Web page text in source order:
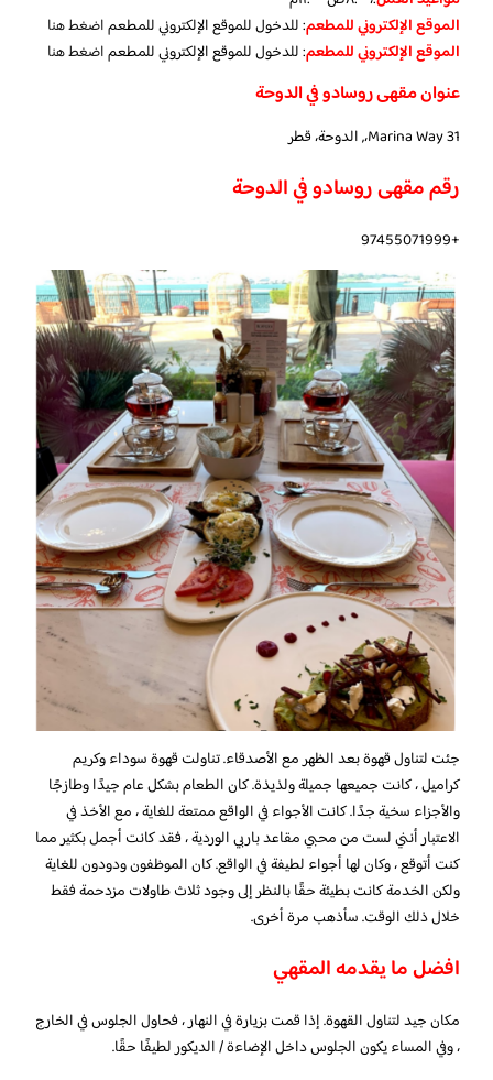
الموقع الإلكتروني للمطعم: للدخول للموقع الإلكتروني للمطعماضغط هنا
الموقع الإلكتروني للمطعم: للدخول للموقع الإلكتروني للمطعماضغط هنا
عنوان مقهى روسادو في الدوحة
Marina Way 31،, الدوحة، قطر
رقم مقهى روسادو في الدوحة
+97455071999
جئت لتناول قهوة بعد الظهر مع الأصدقاء. تناولت قهوة سوداء وكريم
كراميل ، كانت جميعها جميلة ولذيذة. كان الطعام بشكل عام جيدًا وطازجًا
والأجزاء سخية جدًا. كانت الأجواء في الواقع ممتعة للغاية ، مع الأخذ في
الاعتبار أنني لست من محبي مقاعد باربي الوردية ، فقد كانت أجمل بكثير مما
كنت أتوقع ، وكان لها أجواء لطيفة في الواقع. كان الموظفون ودودون للغاية
ولكن الخدمة كانت بطيئة حقًا بالنظر إلى وجود ثلاث طاولات مزدحمة فقط
خلال ذلك الوقت. سأذهب مرة أخرى.
افضل ما يقدمه المقهي
مكان جيد لتناول القهوة. إذا قمت بزيارة في النهار ، فحاول الجلوس في الخارج
، وفي المساء يكون الجلوس داخل الإضاءة / الديكور لطيفًا حقًا.